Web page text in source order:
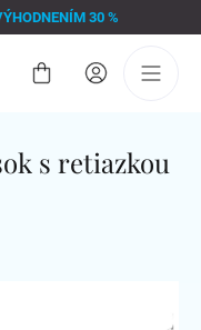
30 %
Nákupný
s retiazkou